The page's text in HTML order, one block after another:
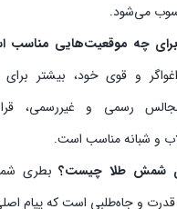
می‌شود.
برای چه موقعیت‌هایی مناسب
و قوی خود، بیشتر
رسمی و غیررسمی،
و شبانه مناسب است.
شمش طلا چیست؟بطری
قدرت و جاه‌طلبی است که پیام